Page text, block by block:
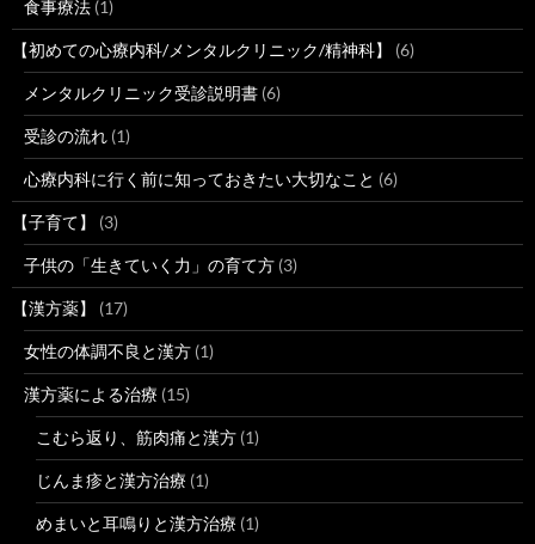
食事療法 (1)
【初めての心療内科/メンタルクリニック/精神科】 (6)
メンタルクリニック受診説明書 (6)
受診の流れ (1)
心療内科に行く前に知っておきたい大切なこと (6)
【子育て】 (3)
子供の「生きていく力」の育て方 (3)
【漢方薬】 (17)
女性の体調不良と漢方 (1)
漢方薬による治療 (15)
こむら返り、筋肉痛と漢方 (1)
じんま疹と漢方治療 (1)
めまいと耳鳴りと漢方治療 (1)